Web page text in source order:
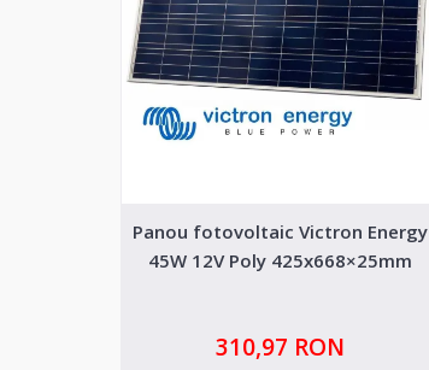
Panou fotovoltaic Victron Energy
45W 12V Poly 425x668×25mm
310,97 RON